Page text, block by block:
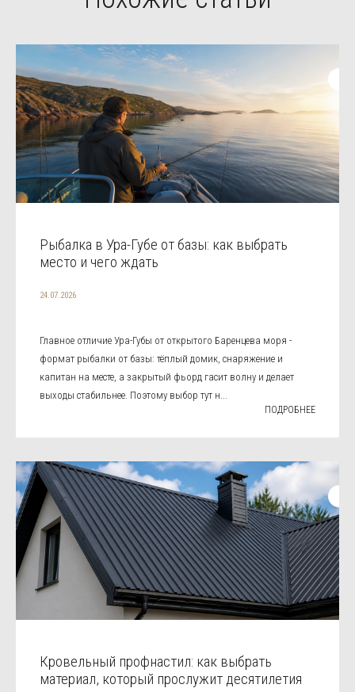
Рыбалка в Ура-Губе от базы: как выбрать
место и чего ждать
24.07.2026
Главное отличие Ура-Губы от открытого Баренцева моря -
формат рыбалки от базы: тёплый домик, снаряжение и
капитан на месте, а закрытый фьорд гасит волну и делает
выходы стабильнее. Поэтому выбор тут н...
ПОДРОБНЕЕ
Кровельный профнастил: как выбрать
материал, который прослужит десятилетия